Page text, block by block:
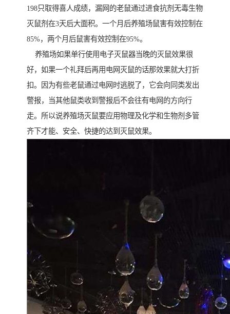
198只取得喜人成绩，漏网的老鼠通过进食抗剂无毒生物
灭鼠剂在3天后大面积。一个月后养殖场鼠害有效控制在
85%，两个月后鼠害有效控制在95%。
养殖场如果单行使用电子灭鼠器当晚的灭鼠效果很
好，如果一个礼拜后再用电网灭鼠的话那效果就大打折
扣。因为有些老鼠通过电网时逃脱了，它会向同类发出
警报，当其他鼠类收到警报后不会往有电网的方向行
走。所以说养殖场灭鼠要应用物理及化学和生物剂多管
齐下才能、安全、快捷的达到灭鼠效果。